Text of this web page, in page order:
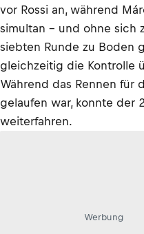
vor Rossi an, während
simultan – und ohne sich
siebten Runde zu Boden
gleichzeitig die Kontrolle
Während das Rennen für
gelaufen war, konnte der
weiterfahren.
Werbung